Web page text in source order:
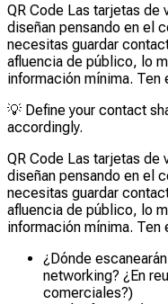
QR Code Las tarjetas de
diseñan pensando en el
necesitas guardar
afluencia de público, lo
información mínima. Ten
💡 Define your contact
accordingly.
QR Code Las tarjetas de
diseñan pensando en el
necesitas guardar
afluencia de público, lo
información mínima. Ten
¿Dónde
networking? ¿En
comerciales?)